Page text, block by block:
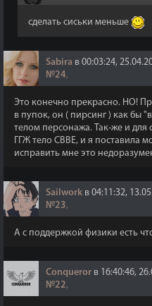
сделать сиськи меньше
Sabira в 00:03:24,
№24,
Это конечно прекрасно. НО!
в пупок, он ( пирсинг ) как бы
телом персонажа. Так-же и для
ГГЖ тело CBBE, и я поставила
исправить мне это
Sailwork в 04:11:32,
№23,
А с поддержкой физики есть
Conqueror в 16:40:46,
№22,